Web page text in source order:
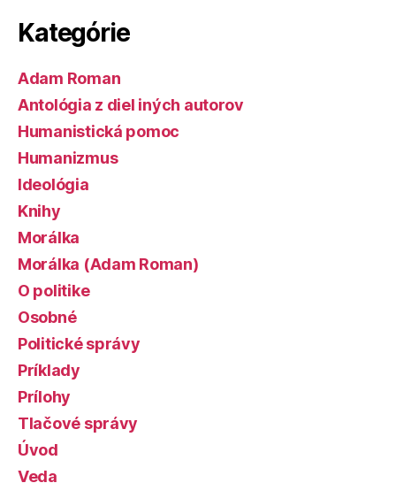
Kategórie
Adam Roman
Antológia z diel iných autorov
Humanistická pomoc
Humanizmus
Ideológia
Knihy
Morálka
Morálka (Adam Roman)
O politike
Osobné
Politické správy
Príklady
Prílohy
Tlačové správy
Úvod
Veda